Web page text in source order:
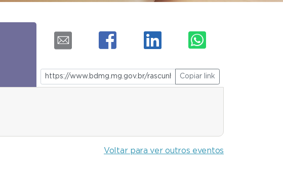
Copiar link
Voltar para ver outros eventos